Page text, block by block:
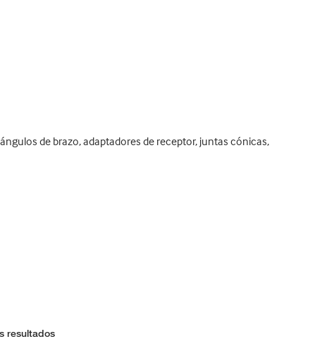
de brazo, adaptadores de receptor, juntas cónicas,
resultados